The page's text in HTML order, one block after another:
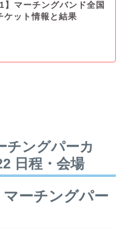
】マーチングバンド全国
ケット情報と結果
チングパーカ
日程・会場
ーチングパー